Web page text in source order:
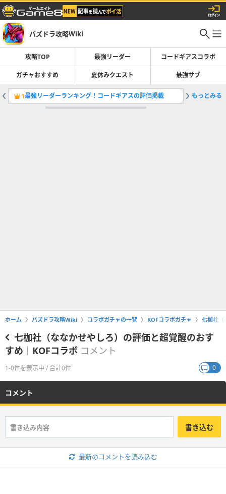
パズドラ攻略Wiki
攻略TOP 最強リーダー コードギアスコラボ
ガチャおすすめ 夏休みクエスト 最強サブ
1最強リーダーランキング！コードギアスの評価掲載 2コード
もっとみる
ホーム パズドラ攻略Wiki コラボガチャの一覧 KOFコラボガチャ 七枷社（
七枷社（ななかせやしろ）の評価と超覚醒のおす
すめ｜KOFコラボ コメント
1-0件を表示中 / 合計0件 0
コメント
書き込む
最新のコメントを読み込む